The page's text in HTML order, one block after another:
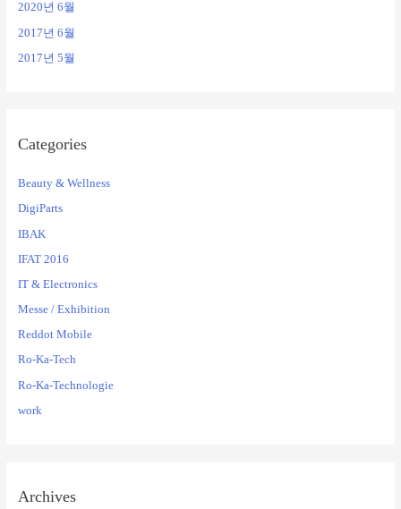
2020년 6월
2017년 6월
2017년 5월
Categories
Beauty & Wellness
DigiParts
IBAK
IFAT 2016
IT & Electronics
Messe / Exhibition
Reddot Mobile
Ro-Ka-Tech
Ro-Ka-Technologie
work
Archives